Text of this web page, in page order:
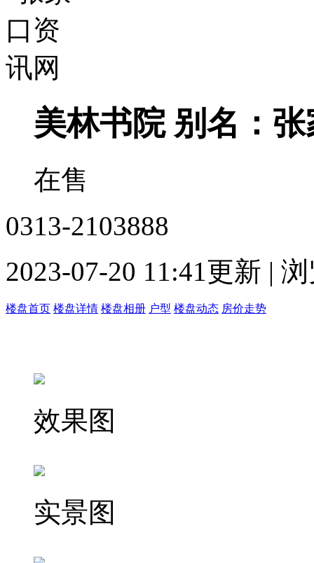
美林书院 别名：
在售
0313-2103888
2023-07-20 11:41更新 |
楼盘首页 楼盘详情 楼盘相册 户型 楼盘动态 房价走势
效果图
实景图